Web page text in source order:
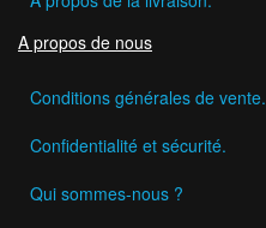
A propos de nous
Conditions générales de vente.
Confidentialité et sécurité.
Qui sommes-nous ?